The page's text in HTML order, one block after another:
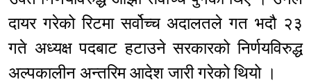
दायर गरेको रिटमा सर्वोच्च अदालतले गत भदौ २३
गते अध्यक्ष पदबाट हटाउने सरकारको निर्णयविरुद्ध
अल्पकालीन अन्तरिम आदेश जारी गरेको थियो ।